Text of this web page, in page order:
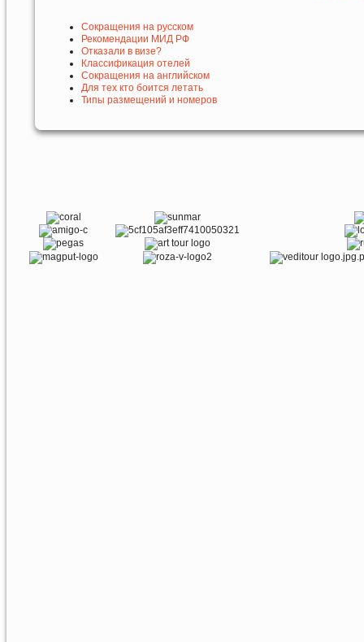
Сокращения на русском
Рекомендации МИД РФ
Отказали в визе?
Классификация отелей
Сокращения на английском
Для тех кто боится летать
Типы размещений и номеров